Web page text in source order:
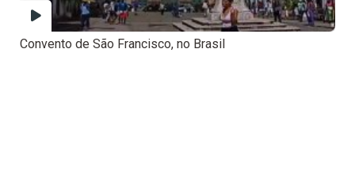
Convento de São Francisco, no Brasil